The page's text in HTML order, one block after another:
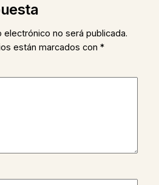
no será publicada.
están marcados con *